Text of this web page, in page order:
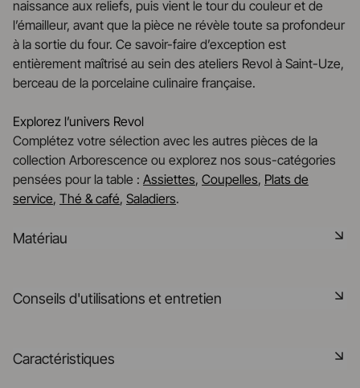
naissance aux reliefs, puis vient le tour du couleur et de
l’émailleur, avant que la pièce ne révèle toute sa profondeur
à la sortie du four. Ce savoir-faire d’exception est
entièrement maîtrisé au sein des ateliers Revol à Saint-Uze,
berceau de la porcelaine culinaire française.
Explorez l’univers Revol
Complétez votre sélection avec les autres pièces de la
collection Arborescence ou explorez nos sous-catégories
pensées pour la table : Assiettes, Coupelles, Plats de
service, Thé & café, Saladiers.
Matériau
manufacture REVOL. Elle dispose des mêmes qualités
département R&D
Conseils d'utilisations et entretien
Caractéristiques